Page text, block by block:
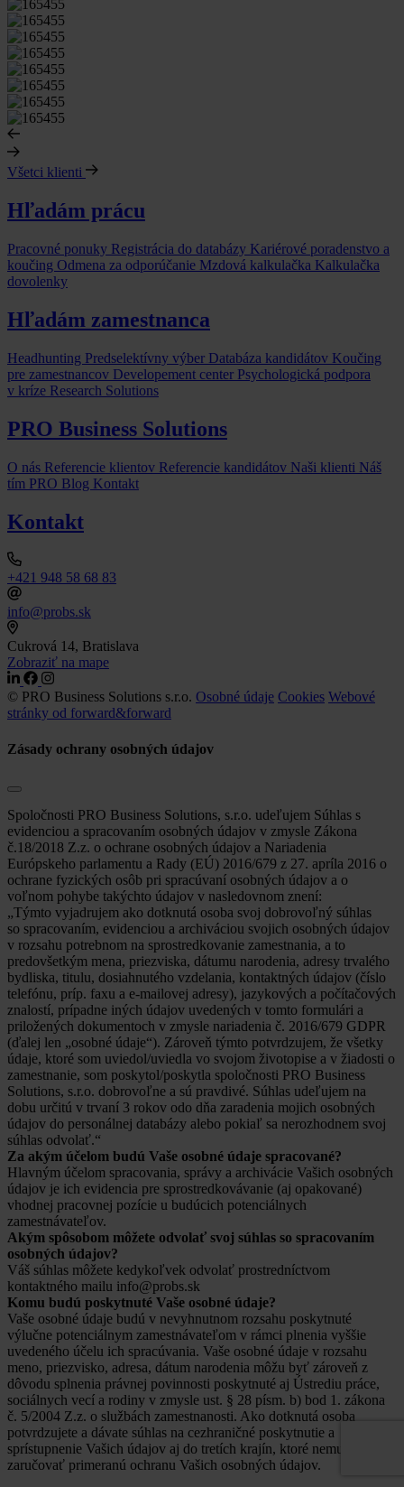
Všetci klienti
Hľadám prácu
Pracovné ponuky Registrácia do databázy Kariérové poradenstvo a
koučing Odmena za odporúčanie Mzdová kalkulačka Kalkulačka
dovolenky
Hľadám zamestnanca
Headhunting Predselektívny výber Databáza kandidátov Koučing
pre zamestnancov Developement center Psychologická podpora
v kríze Research Solutions
PRO Business Solutions
O nás Referencie klientov Referencie kandidátov Naši klienti Náš
tím PRO Blog Kontakt
Kontakt
+421 948 58 68 83
info@probs.sk
Cukrová 14, Bratislava
Zobraziť na mape
© PRO Business Solutions s.r.o. Osobné údaje Cookies Webové
stránky od forward&forward
Zásady ochrany osobných údajov
Spoločnosti PRO Business Solutions, s.r.o. udeľujem Súhlas s
evidenciou a spracovaním osobných údajov v zmysle Zákona
č.18/2018 Z.z. o ochrane osobných údajov a Nariadenia
Európskeho parlamentu a Rady (EÚ) 2016/679 z 27. apríla 2016 o
ochrane fyzických osôb pri spracúvaní osobných údajov a o
voľnom pohybe takýchto údajov v nasledovnom znení:
„Týmto vyjadrujem ako dotknutá osoba svoj dobrovoľný súhlas
so spracovaním, evidenciou a archiváciou svojich osobných údajov
v rozsahu potrebnom na sprostredkovanie zamestnania, a to
predovšetkým mena, priezviska, dátumu narodenia, adresy trvalého
bydliska, titulu, dosiahnutého vzdelania, kontaktných údajov (číslo
telefónu, príp. faxu a e-mailovej adresy), jazykových a počítačových
znalostí, prípadne iných údajov uvedených v tomto formulári a
priložených dokumentoch v zmysle nariadenia č. 2016/679 GDPR
(ďalej len „osobné údaje“). Zároveň týmto potvrdzujem, že všetky
údaje, ktoré som uviedol/uviedla vo svojom životopise a v žiadosti o
zamestnanie, som poskytol/poskytla spoločnosti PRO Business
Solutions, s.r.o. dobrovoľne a sú pravdivé. Súhlas udeľujem na
dobu určitú v trvaní 3 rokov odo dňa zaradenia mojich osobných
údajov do personálnej databázy alebo pokiaľ sa nerozhodnem svoj
súhlas odvolať.“
Za akým účelom budú Vaše osobné údaje spracované?
Hlavným účelom spracovania, správy a archivácie Vašich osobných
údajov je ich evidencia pre sprostredkovávanie (aj opakované)
vhodnej pracovnej pozície u budúcich potenciálnych
zamestnávateľov.
Akým spôsobom môžete odvolať svoj súhlas so spracovaním
osobných údajov?
Váš súhlas môžete kedykoľvek odvolať prostredníctvom
kontaktného mailu info@probs.sk
Komu budú poskytnuté Vaše osobné údaje?
Vaše osobné údaje budú v nevyhnutnom rozsahu poskytnuté
výlučne potenciálnym zamestnávateľom v rámci plnenia vyššie
uvedeného účelu ich spracúvania. Vaše osobné údaje v rozsahu
meno, priezvisko, adresa, dátum narodenia môžu byť zároveň z
dôvodu splnenia právnej povinnosti poskytnuté aj Ústrediu práce,
sociálnych vecí a rodiny v zmysle ust. § 28 písm. b) bod 1. zákona
č. 5/2004 Z.z. o službách zamestnanosti. Ako dotknutá osoba
potvrdzujete a dávate súhlas na cezhraničné poskytnutie a
sprístupnenie Vašich údajov aj do tretích krajín, ktoré nemusia
zaručovať primeranú ochranu Vašich osobných údajov.